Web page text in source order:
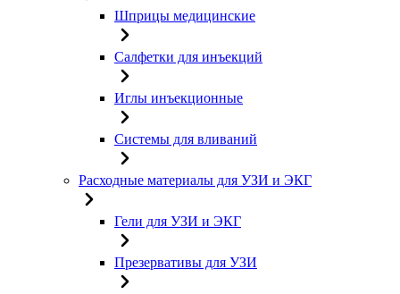
Шприцы медицинские
Салфетки для инъекций
Иглы инъекционные
Системы для вливаний
Расходные материалы для УЗИ и ЭКГ
Гели для УЗИ и ЭКГ
Презервативы для УЗИ